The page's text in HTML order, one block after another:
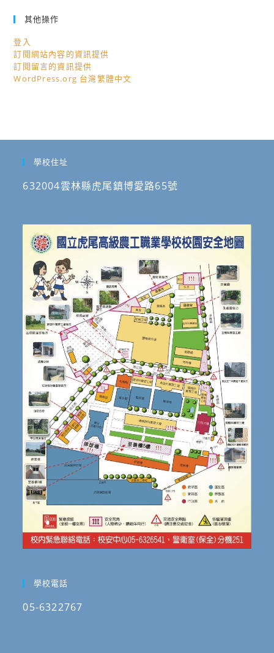
其他操作
登入
訂閱網站內容的資訊提供
訂閱留言的資訊提供
WordPress.org 台灣繁體中文
學校住址
632004雲林縣虎尾鎮博愛路65號
學校電話
05-6322767